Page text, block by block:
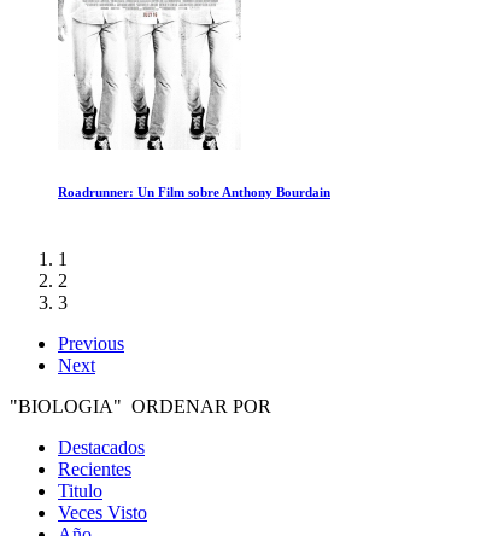
El Dawn Wall
1
2
3
Previous
Next
"BIOLOGIA" ORDENAR POR
Destacados
Recientes
Titulo
Veces Visto